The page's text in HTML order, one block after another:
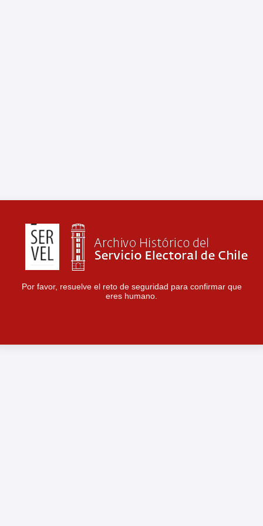
Por favor, resuelve el reto de seguridad para confirmar que
eres humano.